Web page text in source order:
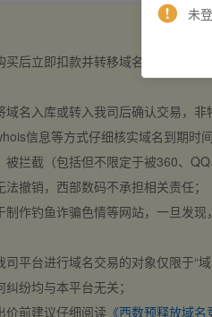
买后立即扣款并转移域名，交易自
名入库或转入我司后确认交易，非
信息等方式仔细核实域名到期
被拦截（包括但不限定于被360、
撤销，西部数码不承担相关责任；
制作钓鱼诈骗色情等网站，一旦发
平台进行域名交易的对象仅限于“
纷均与本平台无关；
价前建议仔细阅读 《西数预释放域名
未